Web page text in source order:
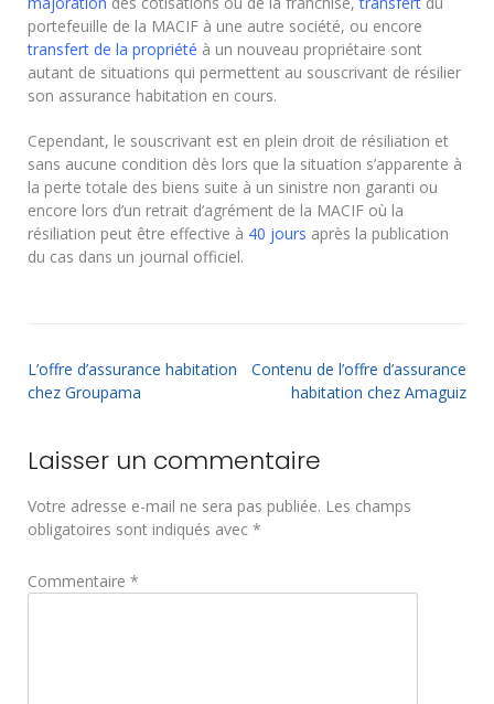
portefeuille de la MACIF à une autre société, ou encore
transfert de la propriété à un nouveau propriétaire sont
autant de situations qui permettent au souscrivant de résilier
son assurance habitation en cours.
Cependant, le souscrivant est en plein droit de résiliation et
sans aucune condition dès lors que la situation s’apparente à
la perte totale des biens suite à un sinistre non garanti ou
encore lors d’un retrait d’agrément de la MACIF où la
résiliation peut être effective à 40 jours après la publication
du cas dans un journal officiel.
L’offre d’assurance habitation
chez Groupama
Contenu de l’offre d’assurance
habitation chez Amaguiz
Laisser un commentaire
Votre adresse e-mail ne sera pas publiée. Les champs
obligatoires sont indiqués avec *
Commentaire *